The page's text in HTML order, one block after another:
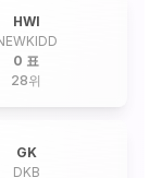
HWI
0 표
28위
GK
DKB